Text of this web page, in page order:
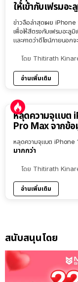
ให้เข้ากับเฟรมอะ
ข่าวลือล่าสุดเผย iPhone
เพื่อให้สีตรงกับเฟรมอะลู
และคาดว่าดีไซน์ภายนอก
โดย Thitirath
อ่านเพิ่มเติม
หลุดความจุแบต
Pro Max จากข้
หลุดความจุแบต iPhone
มากกว่า
โดย Thitirath
อ่านเพิ่มเติม
สนับสนุนโดย